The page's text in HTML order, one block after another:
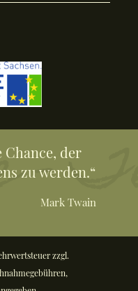
Chance, der
zu werden.“
Mark Twain
zzgl.